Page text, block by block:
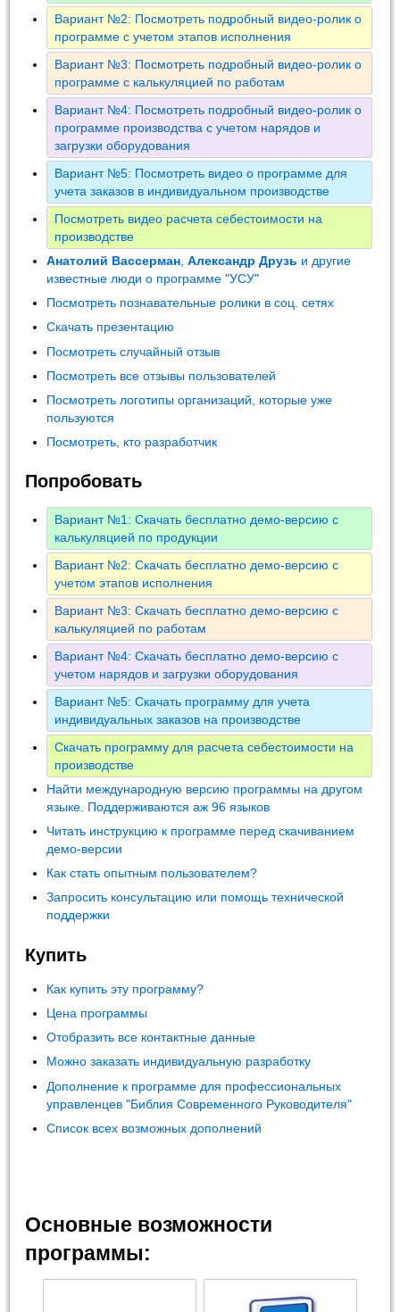
Вариант №2: Посмотреть подробный видео-ролик о
программе с учетом этапов исполнения
Вариант №3: Посмотреть подробный видео-ролик о
программе с калькуляцией по работам
Вариант №4: Посмотреть подробный видео-ролик о
программе производства с учетом нарядов и
загрузки оборудования
Вариант №5: Посмотреть видео о программе для
учета заказов в индивидуальном производстве
Посмотреть видео расчета себестоимости на
производстве
Анатолий Вассерман ,Александр Друзь и другие
известные люди о программе "УСУ"
Посмотреть познавательные ролики в соц. сетях
Скачать презентацию
Посмотреть случайный отзыв
Посмотреть все отзывы пользователей
Посмотреть логотипы организаций, которые уже
пользуются
Посмотреть, кто разработчик
Попробовать
Вариант №1: Скачать бесплатно демо-версию с
калькуляцией по продукции
Вариант №2: Скачать бесплатно демо-версию с
учетом этапов исполнения
Вариант №3: Скачать бесплатно демо-версию с
калькуляцией по работам
Вариант №4: Скачать бесплатно демо-версию с
учетом нарядов и загрузки оборудования
Вариант №5: Скачать программу для учета
индивидуальных заказов на производстве
Скачать программу для расчета себестоимости на
производстве
Найти международную версию программы на другом
языке. Поддерживаются аж 96 языков
Читать инструкцию к программе перед скачиванием
демо-версии
Как стать опытным пользователем?
Запросить консультацию или помощь технической
поддержки
Купить
Как купить эту программу?
Цена программы
Отобразить все контактные данные
Можно заказать индивидуальную разработку
Дополнение к программе для профессиональных
управленцев "Библия Современного Руководителя"
Список всех возможных дополнений
Основные возможности
программы: